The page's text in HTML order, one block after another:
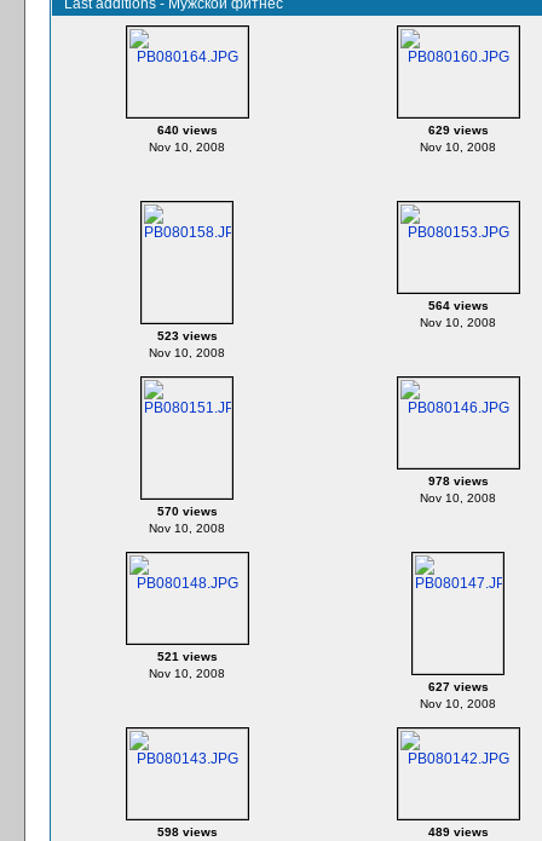
Last additions - Мужской фитнес
640 views
Nov 10, 2008
629 views
Nov 10, 2008
523 views
Nov 10, 2008
564 views
Nov 10, 2008
570 views
Nov 10, 2008
978 views
Nov 10, 2008
521 views
Nov 10, 2008
627 views
Nov 10, 2008
598 views
489 views